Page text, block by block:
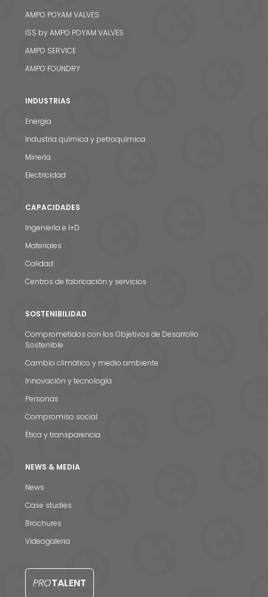
Contacto
AMPO POYAM VALVES
ISS by AMPO POYAM VALVES
AMPO SERVICE
AMPO FOUNDRY
INDUSTRIAS
Energia
Industria química y petroquímica
Minería
Electricidad
CAPACIDADES
Ingeniería e I+D
Materiales
Calidad
Centros de fabricación y servicios
SOSTENIBILIDAD
Comprometidos con los Objetivos de Desarrollo
Sostenible
Cambio climático y medio ambiente
Innovación y tecnología
Personas
Compromiso social
Ética y transparencia
NEWS & MEDIA
News
Case studies
Brochures
Videogaleria
PROTALENT